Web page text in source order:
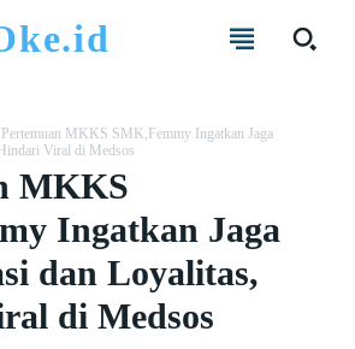
Pertemuan MKKS SMK,Femmy Ingatkan Jaga
Viral di Medsos
MKKS
Ingatkan Jaga
dan Loyalitas,
di Medsos